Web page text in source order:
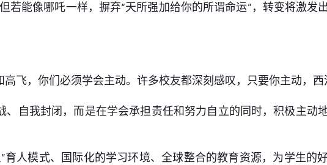
若能像哪吒一样，摒弃“天所强加给你的所谓命运”，转变将激发
飞，你们必须学会主动。许多校友都深刻感叹，只要你主动，西
自我封闭，而是在学会承担责任和努力自立的同时，积极主动
育人模式、国际化的学习环境、全球整合的教育资源，为学生的